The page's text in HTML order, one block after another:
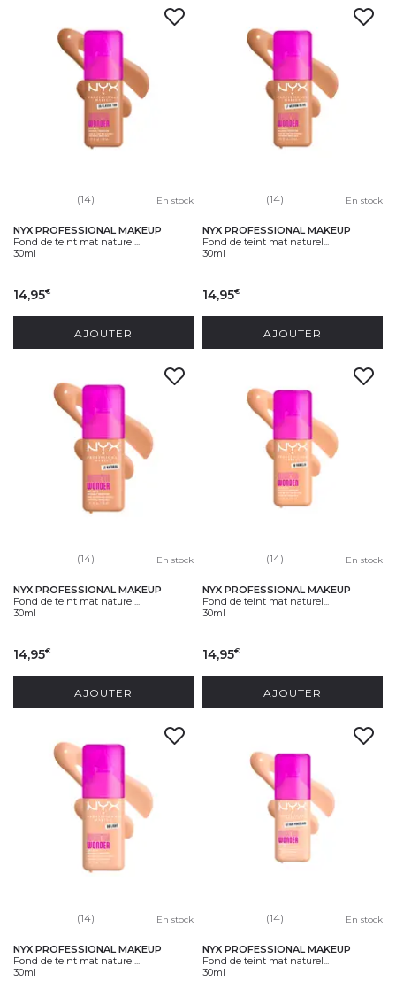
(14) En stock
NYX PROFESSIONAL MAKEUP
Fond de teint mat naturel...
30ml
14,95€
AJOUTER
(14) En stock
NYX PROFESSIONAL MAKEUP
Fond de teint mat naturel...
30ml
14,95€
AJOUTER
(14) En stock
NYX PROFESSIONAL MAKEUP
Fond de teint mat naturel...
30ml
14,95€
AJOUTER
(14) En stock
NYX PROFESSIONAL MAKEUP
Fond de teint mat naturel...
30ml
14,95€
AJOUTER
(14) En stock
NYX PROFESSIONAL MAKEUP
Fond de teint mat naturel...
30ml
(14) En stock
NYX PROFESSIONAL MAKEUP
Fond de teint mat naturel...
30ml